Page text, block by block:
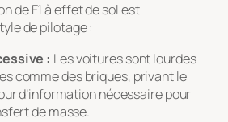
de F1 à effet de sol est
de pilotage :
: Les voitures sont lourdes
comme des briques, privant le
d’information nécessaire pour
de masse.